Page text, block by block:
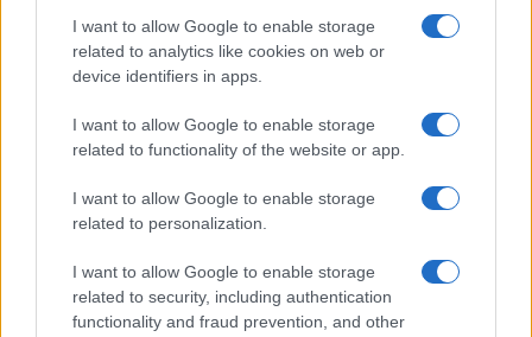
I want to allow Google to enable storage
related to analytics like cookies on web or
device identifiers in apps.
I want to allow Google to enable storage
related to functionality of the website or app.
I want to allow Google to enable storage
related to personalization.
I want to allow Google to enable storage
related to security, including authentication
functionality and fraud prevention, and other
Facebook
Cookie Policy
Globalscience
Globalsport
Megachip
GiULia
Prima Pagina
Giornale dello
Spettacolo
Wondernet